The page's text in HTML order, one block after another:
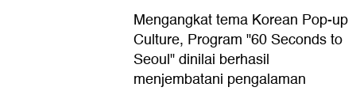
Mengangkat tema Korean Pop-up
Culture, Program "60 Seconds to
Seoul" dinilai berhasil
menjembatani pengalaman